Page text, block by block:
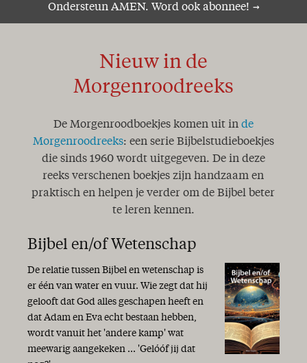
Mijlpaal
Anno Domini
Zoek de dingen die boven zijn
Een jaar van onze Heere!
Geestelijk water
Danken en bidden…
Slaap kindje, slaap...
De genade zij met u ...
Strijd tussen waarheid en leugen
Licht in de duisternis
Geschenk van God!
Ondersteun AMEN. Word ook abonnee!
Nieuw in de
Morgenroodreeks
De Morgenroodboekjes komen uit in de
Morgenroodreeks: een serie Bijbelstudieboekjes
die sinds 1960 wordt uitgegeven. De in deze
reeks verschenen boekjes zijn handzaam en
praktisch en helpen je verder om de Bijbel beter
te leren kennen.
Bijbel en/of Wetenschap
De relatie tussen Bijbel en wetenschap is
er één van water en vuur. Wie zegt dat hij
gelooft dat God alles geschapen heeft en
dat Adam en Eva echt bestaan hebben,
wordt vanuit het 'andere kamp' wat
meewarig aangekeken ... 'Gelóóf jij dat